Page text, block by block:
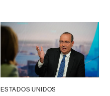
ESTADOS UNIDOS